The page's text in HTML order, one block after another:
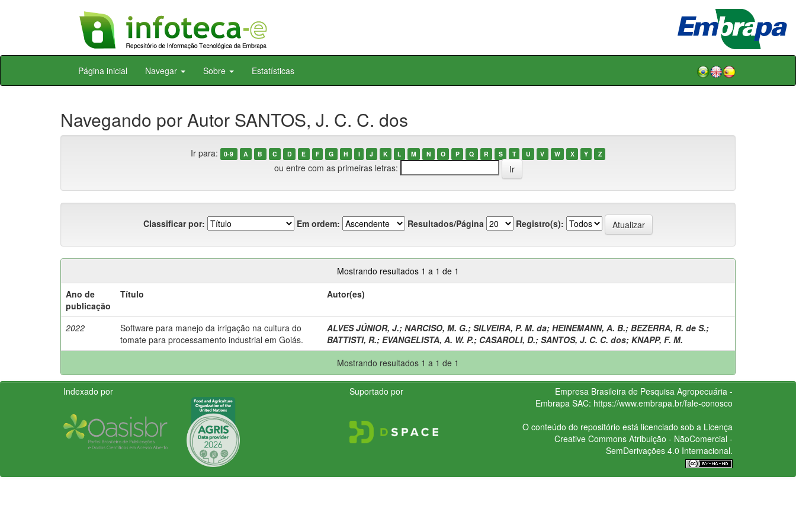
Skip
Página inicial Navegar Sobre Estatísticas
Navegando por Autor SANTOS, J. C. C. dos
Ir para: 0-9 A B C D E F G H I J K L M N O P Q R S T U V W X Y Z
ou entre com as primeiras letras:
Classificar por: Em ordem: Resultados/Página Registro(s):
Mostrando resultados 1 a 1 de 1
Ano de
publicação
Título Autor(es)
2022
Software para manejo da irrigação na cultura do
tomate para processamento industrial em Goiás.
ALVES JÚNIOR, J.; NARCISO, M. G.; SILVEIRA, P. M. da; HEINEMANN, A. B.; BEZERRA, R. de S.;
BATTISTI, R.; EVANGELISTA, A. W. P.; CASAROLI, D.; SANTOS, J. C. C. dos; KNAPP, F. M.
Mostrando resultados 1 a 1 de 1
Indexado por Suportado por
Empresa Brasileira de Pesquisa Agropecuária -
Embrapa SAC: https://www.embrapa.br/fale-conosco
O conteúdo do repositório está licenciado sob a Licença
Creative CommonsAtribuição - NãoComercial -
SemDerivações 4.0 Internacional.